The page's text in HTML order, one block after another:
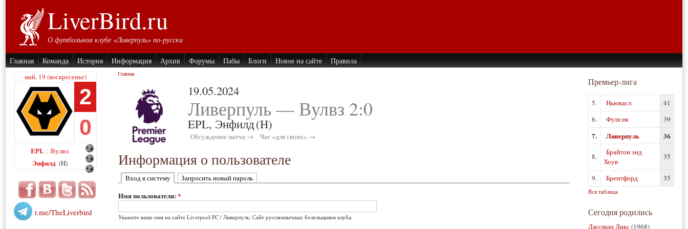
LiverBird.ru
О футбольном клубе «Ливерпуль» по-русски
Главная Команда История Информация Архив Форумы Пабы Блоги Новое на сайте Правила
май, 19 (воскресенье)
2
0
EPL : Вулвз
Энфилд (H)
t.me/TheLiverbird
Главная
19.05.2024
Ливерпуль — Вулвз 2:0
EPL, Энфилд(H)
Обсуждение матча → Чат «для своих» →
Информация о пользователе
Вход в систему Запросить новый пароль
Имя пользователя:*
Укажите ваше имя на сайте Liverpool FC / Ливерпуль: Сайт русскоязычных болельщиков клуба.
Премьер-лига
5. Ньюкасл
41
6.
Фулхэм 39
7. Ливерпуль 36
8.
Брайтон энд
Хоув
35
9. Брентфорд 35
Вся таблица
Сегодня родились
Джулиан Дикс(1968)